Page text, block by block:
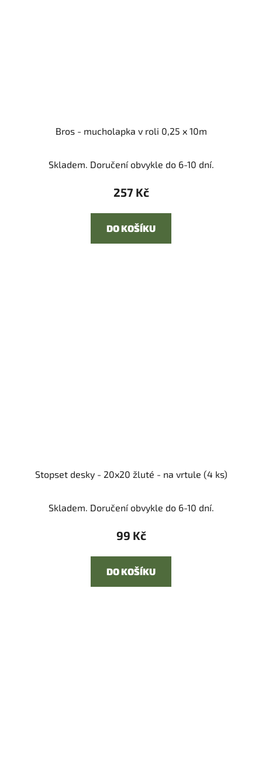
Bros - mucholapka v roli 0,25 x 10m
Skladem. Doručení obvykle do 6-10 dní.
257 Kč
DO KOŠÍKU
Stopset desky - 20x20 žluté - na vrtule (4 ks)
Skladem. Doručení obvykle do 6-10 dní.
99 Kč
DO KOŠÍKU